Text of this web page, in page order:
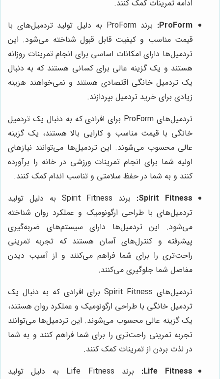
ادامه تمرینات کمک کنند.
ProForm:
برند ProForm به دلیل تولید تردمیل‌های با
قیمت مناسب و کیفیت قابل قبول شناخته می‌شود. این
تردمیل‌ها دارای امکانات اساسی برای انجام تمرینات روزانه
هستند و یک گزینه عالی برای کسانی هستند که به دنبال
یک تردمیل خانگی اقتصادی هستند و نمی‌خواهند هزینه
زیادی برای خرید تردمیل بپردازند.
تردمیل‌های ProForm برای افرادی که به دنبال یک تردمیل
خانگی با قیمت مناسب و کارایی بالا هستند، یک گزینه
عالی محسوب می‌شوند. این تردمیل‌ها می‌توانند نیازهای
اولیه شما برای انجام تمرینات ورزشی در خانه را برآورده
کنند و به شما در حفظ سلامتی و تناسب اندام کمک کنند.
Spirit Fitness:
برند Spirit Fitness به دلیل تولید
تردمیل‌های با طراحی ارگونومیک و عملکرد روان شناخته
می‌شود. این تردمیل‌ها دارای سیستم‌های ضربه‌گیری
پیشرفته و کنترل‌های آسان هستند که تجربه تمرینی
راحت‌تری را برای شما فراهم می‌کنند و از آسیب دیدن
مفاصل شما جلوگیری می‌کنند.
تردمیل‌های Spirit Fitness برای افرادی که به دنبال یک
تردمیل خانگی با طراحی ارگونومیک و عملکرد روان هستند،
یک گزینه عالی محسوب می‌شوند. این تردمیل‌ها می‌توانند
تجربه تمرینی راحت‌تری را برای شما فراهم کنند و به شما
در لذت بردن از تمرینات کمک کنند.
Life Fitness:
برند Life Fitness به دلیل تولید